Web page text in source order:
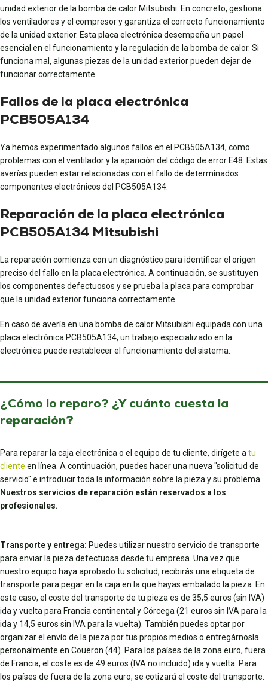
unidad exterior de la bomba de calor Mitsubishi. En concreto, gestiona
los ventiladores y el compresor y garantiza el correcto funcionamiento
de la unidad exterior. Esta placa electrónica desempeña un papel
esencial en el funcionamiento y la regulación de la bomba de calor. Si
funciona mal, algunas piezas de la unidad exterior pueden dejar de
funcionar correctamente.
Fallos de la placa electrónica
PCB505A134
Ya hemos experimentado algunos fallos en el PCB505A134, como
problemas con el ventilador y la aparición del código de error E48. Estas
averías pueden estar relacionadas con el fallo de determinados
componentes electrónicos del PCB505A134.
Reparación de la placa electrónica
PCB505A134 Mitsubishi
La reparación comienza con un diagnóstico para identificar el origen
preciso del fallo en la placa electrónica. A continuación, se sustituyen
los componentes defectuosos y se prueba la placa para comprobar
que la unidad exterior funciona correctamente.
En caso de avería en una bomba de calor Mitsubishi equipada con una
placa electrónica PCB505A134, un trabajo especializado en la
electrónica puede restablecer el funcionamiento del sistema.
¿Cómo lo reparo? ¿Y cuánto cuesta la
reparación?
Para reparar la caja electrónica o el equipo de tu cliente, dirígete a tu
cliente en línea. A continuación, puedes hacer una nueva "solicitud de
servicio" e introducir toda la información sobre la pieza y su problema.
Nuestros servicios de reparación están reservados a los
profesionales.
Transporte y entrega: Puedes utilizar nuestro servicio de transporte
para enviar la pieza defectuosa desde tu empresa. Una vez que
nuestro equipo haya aprobado tu solicitud, recibirás una etiqueta de
transporte para pegar en la caja en la que hayas embalado la pieza. En
este caso, el coste del transporte de tu pieza es de 35,5 euros (sin IVA)
ida y vuelta para Francia continental y Córcega (21 euros sin IVA para la
ida y 14,5 euros sin IVA para la vuelta). También puedes optar por
organizar el envío de la pieza por tus propios medios o entregárnosla
personalmente en Couëron (44). Para los países de la zona euro, fuera
de Francia, el coste es de 49 euros (IVA no incluido) ida y vuelta. Para
los países de fuera de la zona euro, se cotizará el coste del transporte.